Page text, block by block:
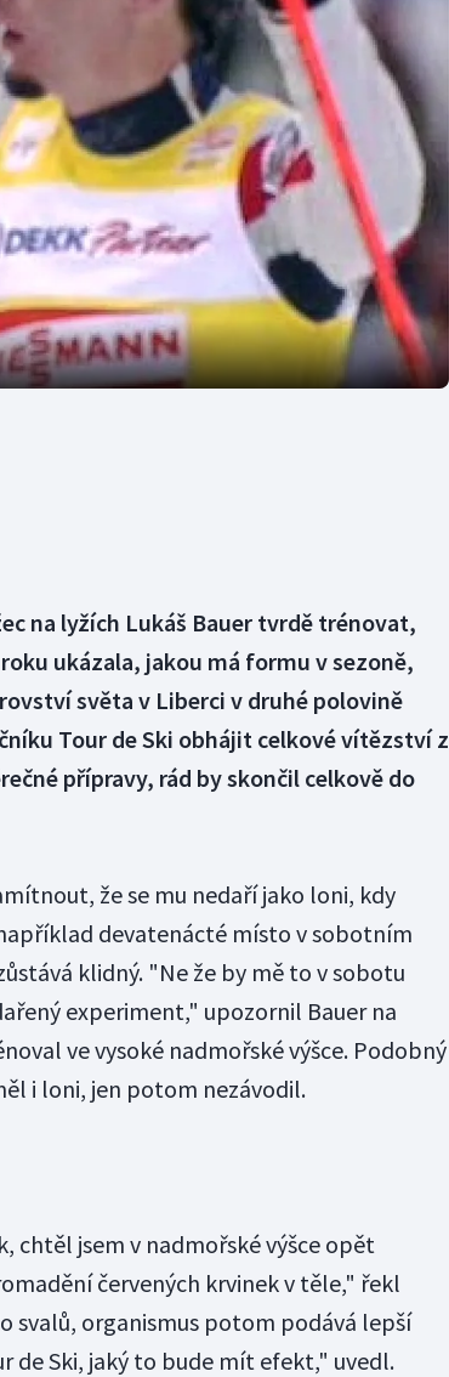
Moderní pětiboj
Olympijské hry
Parasport
Plavání
Plážový volejbal
Triatlon
Veslování
Vodní slalom
Volejbal
Ostatní
na lyžích Lukáš Bauer tvrdě trénovat,
ukázala, jakou má formu v sezoně,
světa v Liberci v druhé polovině
Tour de Ski obhájit celkové vítězství z
přípravy, rád by skončil celkově do
že se mu nedaří jako loni, kdy
devatenácté místo v sobotním
klidný. "Ne že by mě to v sobotu
experiment," upozornil Bauer na
ve vysoké nadmořské výšce. Podobný
i loni, jen potom nezávodil.
chtěl jsem v nadmořské výšce opět
červených krvinek v těle," řekl
svalů, organismus potom podává lepší
de Ski, jaký to bude mít efekt," uvedl.